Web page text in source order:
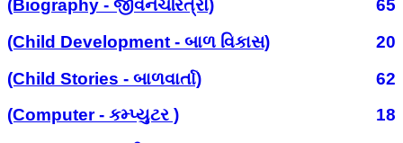
(Biography - જીવનચરિત્રો)
65
(Child Development - બાળ વિકાસ)
20
(Child Stories - બાળવાર્તા)
62
(Computer - કમ્પ્યુટર )
18